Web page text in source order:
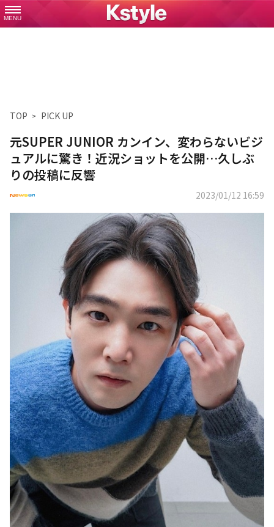
MENU
TOP PICK UP
元SUPER JUNIOR カンイン、変わらないビジ
ュアルに驚き！近況ショットを公開…久しぶ
りの投稿に反響
2023/01/12 16:59